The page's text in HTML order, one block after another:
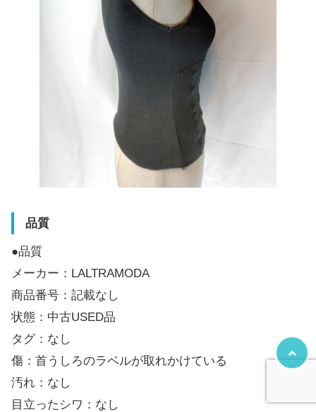
品質
●品質
メーカー：LALTRAMODA
商品番号：記載なし
状態：中古USED品
タグ：なし
傷：首うしろのラベルが取れかけている
汚れ：なし
目立ったシワ：なし